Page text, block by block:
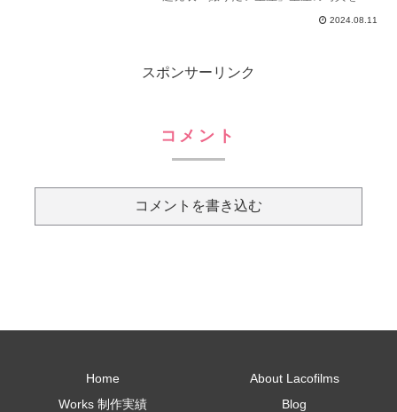
ってくるという課題星座の写真って、案
に...
2024.08.11
スポンサーリンク
コメント
コメントを書き込む
Home
About Lacofilms
Works 制作実績
Blog